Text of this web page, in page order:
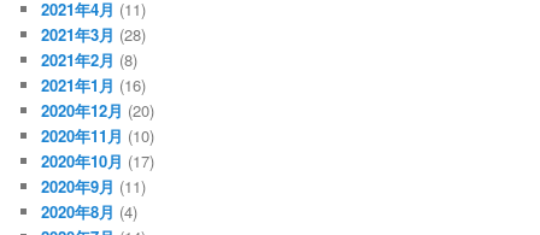
2021年4月 (11)
2021年3月 (28)
2021年2月 (8)
2021年1月 (16)
2020年12月 (20)
2020年11月 (10)
2020年10月 (17)
2020年9月 (11)
2020年8月 (4)